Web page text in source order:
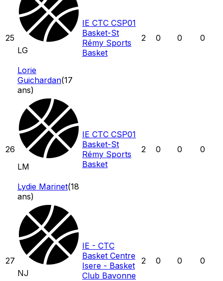
25
LG
Lorie
Guichardan(17
ans)
IE CTC CSP01
Basket-St
Rémy Sports
Basket
2 0 0 0
26
LM
Lydie Marinet(18
ans)
IE CTC CSP01
Basket-St
Rémy Sports
Basket
2 0 0 0
27
NJ
IE - CTC
Basket Centre
Isere - Basket
Club Bavonne
2 0 0 0